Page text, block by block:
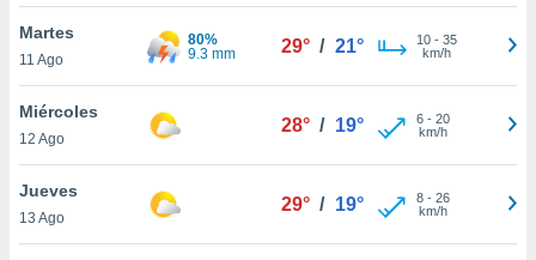
disponible
cookies
aceptar
Martes
11 Ago
80%
9.3 mm
29° / 21° 10- 35
km/h
Miércoles
12 Ago
28° / 19° 6- 20
km/h
Jueves
13 Ago
29° / 19° 8- 26
km/h